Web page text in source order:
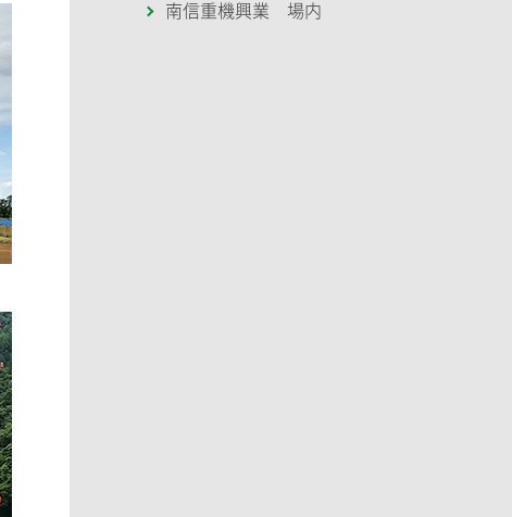
南信重機興業 場内